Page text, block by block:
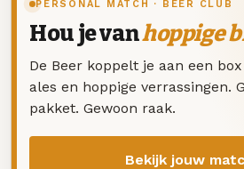
PERSONAL MATCH · BEER CLUB
Hou je vanhoppige
De Beer koppelt je aan een
ales en hoppige verrassingen.
pakket. Gewoon raak.
Bekijk jouw